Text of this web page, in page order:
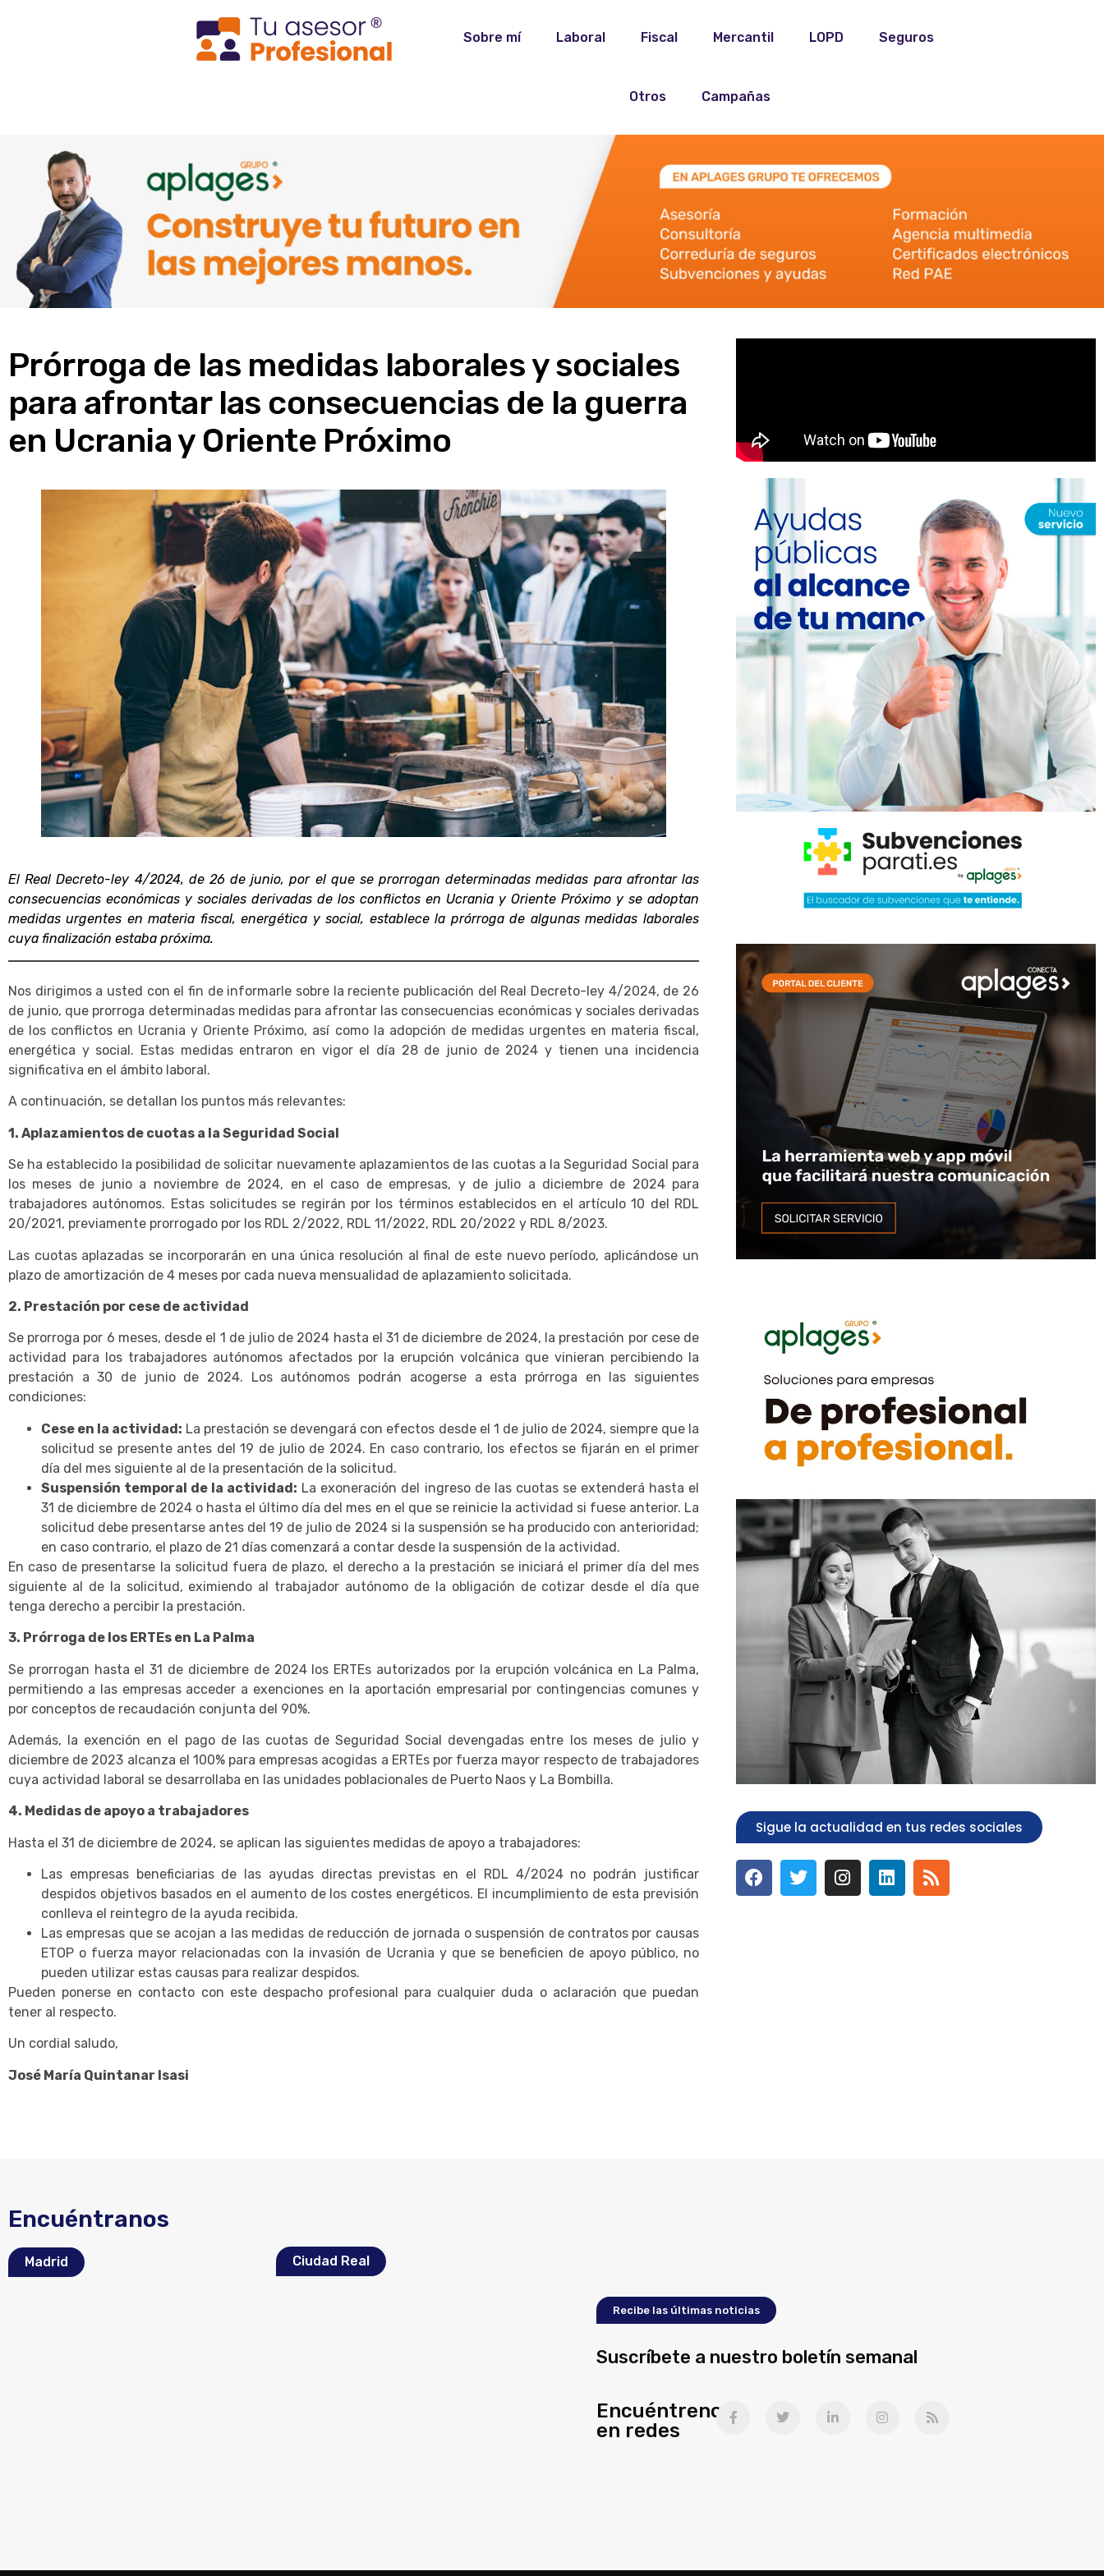
Sobre mí Laboral Fiscal Mercantil LOPD Seguros
Otros Campañas
Prórroga de las medidas laborales y sociales
para afrontar las consecuencias de la guerra
en Ucrania y Oriente Próximo
El Real Decreto-ley 4/2024, de 26 de junio, por el que se prorrogan determinadas medidas para afrontar las
consecuencias económicas y sociales derivadas de los conflictos en Ucrania y Oriente Próximo y se adoptan
medidas urgentes en materia fiscal, energética y social, establece la prórroga de algunas medidas laborales
cuya finalización estaba próxima.
Nos dirigimos a usted con el fin de informarle sobre la reciente publicación del Real Decreto-ley 4/2024, de 26
de junio, que prorroga determinadas medidas para afrontar las consecuencias económicas y sociales derivadas
de los conflictos en Ucrania y Oriente Próximo, así como la adopción de medidas urgentes en materia fiscal,
energética y social. Estas medidas entraron en vigor el día 28 de junio de 2024 y tienen una incidencia
significativa en el ámbito laboral.
A continuación, se detallan los puntos más relevantes:
1. Aplazamientos de cuotas a la Seguridad Social
Se ha establecido la posibilidad de solicitar nuevamente aplazamientos de las cuotas a la Seguridad Social para
los meses de junio a noviembre de 2024, en el caso de empresas, y de julio a diciembre de 2024 para
trabajadores autónomos. Estas solicitudes se regirán por los términos establecidos en el artículo 10 del RDL
20/2021, previamente prorrogado por los RDL 2/2022, RDL 11/2022, RDL 20/2022 y RDL 8/2023.
Las cuotas aplazadas se incorporarán en una única resolución al final de este nuevo período, aplicándose un
plazo de amortización de 4 meses por cada nueva mensualidad de aplazamiento solicitada.
2. Prestación por cese de actividad
Se prorroga por 6 meses, desde el 1 de julio de 2024 hasta el 31 de diciembre de 2024, la prestación por cese de
actividad para los trabajadores autónomos afectados por la erupción volcánica que vinieran percibiendo la
prestación a 30 de junio de 2024. Los autónomos podrán acogerse a esta prórroga en las siguientes
condiciones:
Cese en la actividad: La prestación se devengará con efectos desde el 1 de julio de 2024, siempre que la
solicitud se presente antes del 19 de julio de 2024. En caso contrario, los efectos se fijarán en el primer
día del mes siguiente al de la presentación de la solicitud.
Suspensión temporal de la actividad: La exoneración del ingreso de las cuotas se extenderá hasta el
31 de diciembre de 2024 o hasta el último día del mes en el que se reinicie la actividad si fuese anterior. La
solicitud debe presentarse antes del 19 de julio de 2024 si la suspensión se ha producido con anterioridad;
en caso contrario, el plazo de 21 días comenzará a contar desde la suspensión de la actividad.
En caso de presentarse la solicitud fuera de plazo, el derecho a la prestación se iniciará el primer día del mes
siguiente al de la solicitud, eximiendo al trabajador autónomo de la obligación de cotizar desde el día que
tenga derecho a percibir la prestación.
3. Prórroga de los ERTEs en La Palma
Se prorrogan hasta el 31 de diciembre de 2024 los ERTEs autorizados por la erupción volcánica en La Palma,
permitiendo a las empresas acceder a exenciones en la aportación empresarial por contingencias comunes y
por conceptos de recaudación conjunta del 90%.
Además, la exención en el pago de las cuotas de Seguridad Social devengadas entre los meses de julio y
diciembre de 2023 alcanza el 100% para empresas acogidas a ERTEs por fuerza mayor respecto de trabajadores
cuya actividad laboral se desarrollaba en las unidades poblacionales de Puerto Naos y La Bombilla.
4. Medidas de apoyo a trabajadores
Hasta el 31 de diciembre de 2024, se aplican las siguientes medidas de apoyo a trabajadores:
Las empresas beneficiarias de las ayudas directas previstas en el RDL 4/2024 no podrán justificar
despidos objetivos basados en el aumento de los costes energéticos. El incumplimiento de esta previsión
conlleva el reintegro de la ayuda recibida.
Las empresas que se acojan a las medidas de reducción de jornada o suspensión de contratos por causas
ETOP o fuerza mayor relacionadas con la invasión de Ucrania y que se beneficien de apoyo público, no
pueden utilizar estas causas para realizar despidos.
Pueden ponerse en contacto con este despacho profesional para cualquier duda o aclaración que puedan
tener al respecto.
Un cordial saludo,
José María Quintanar Isasi
Sigue la actualidad en tus redes sociales
Encuéntranos
Madrid Ciudad Real
Recibe las últimas noticias
Suscríbete a nuestro boletín semanal
Encuéntrenos
en redes